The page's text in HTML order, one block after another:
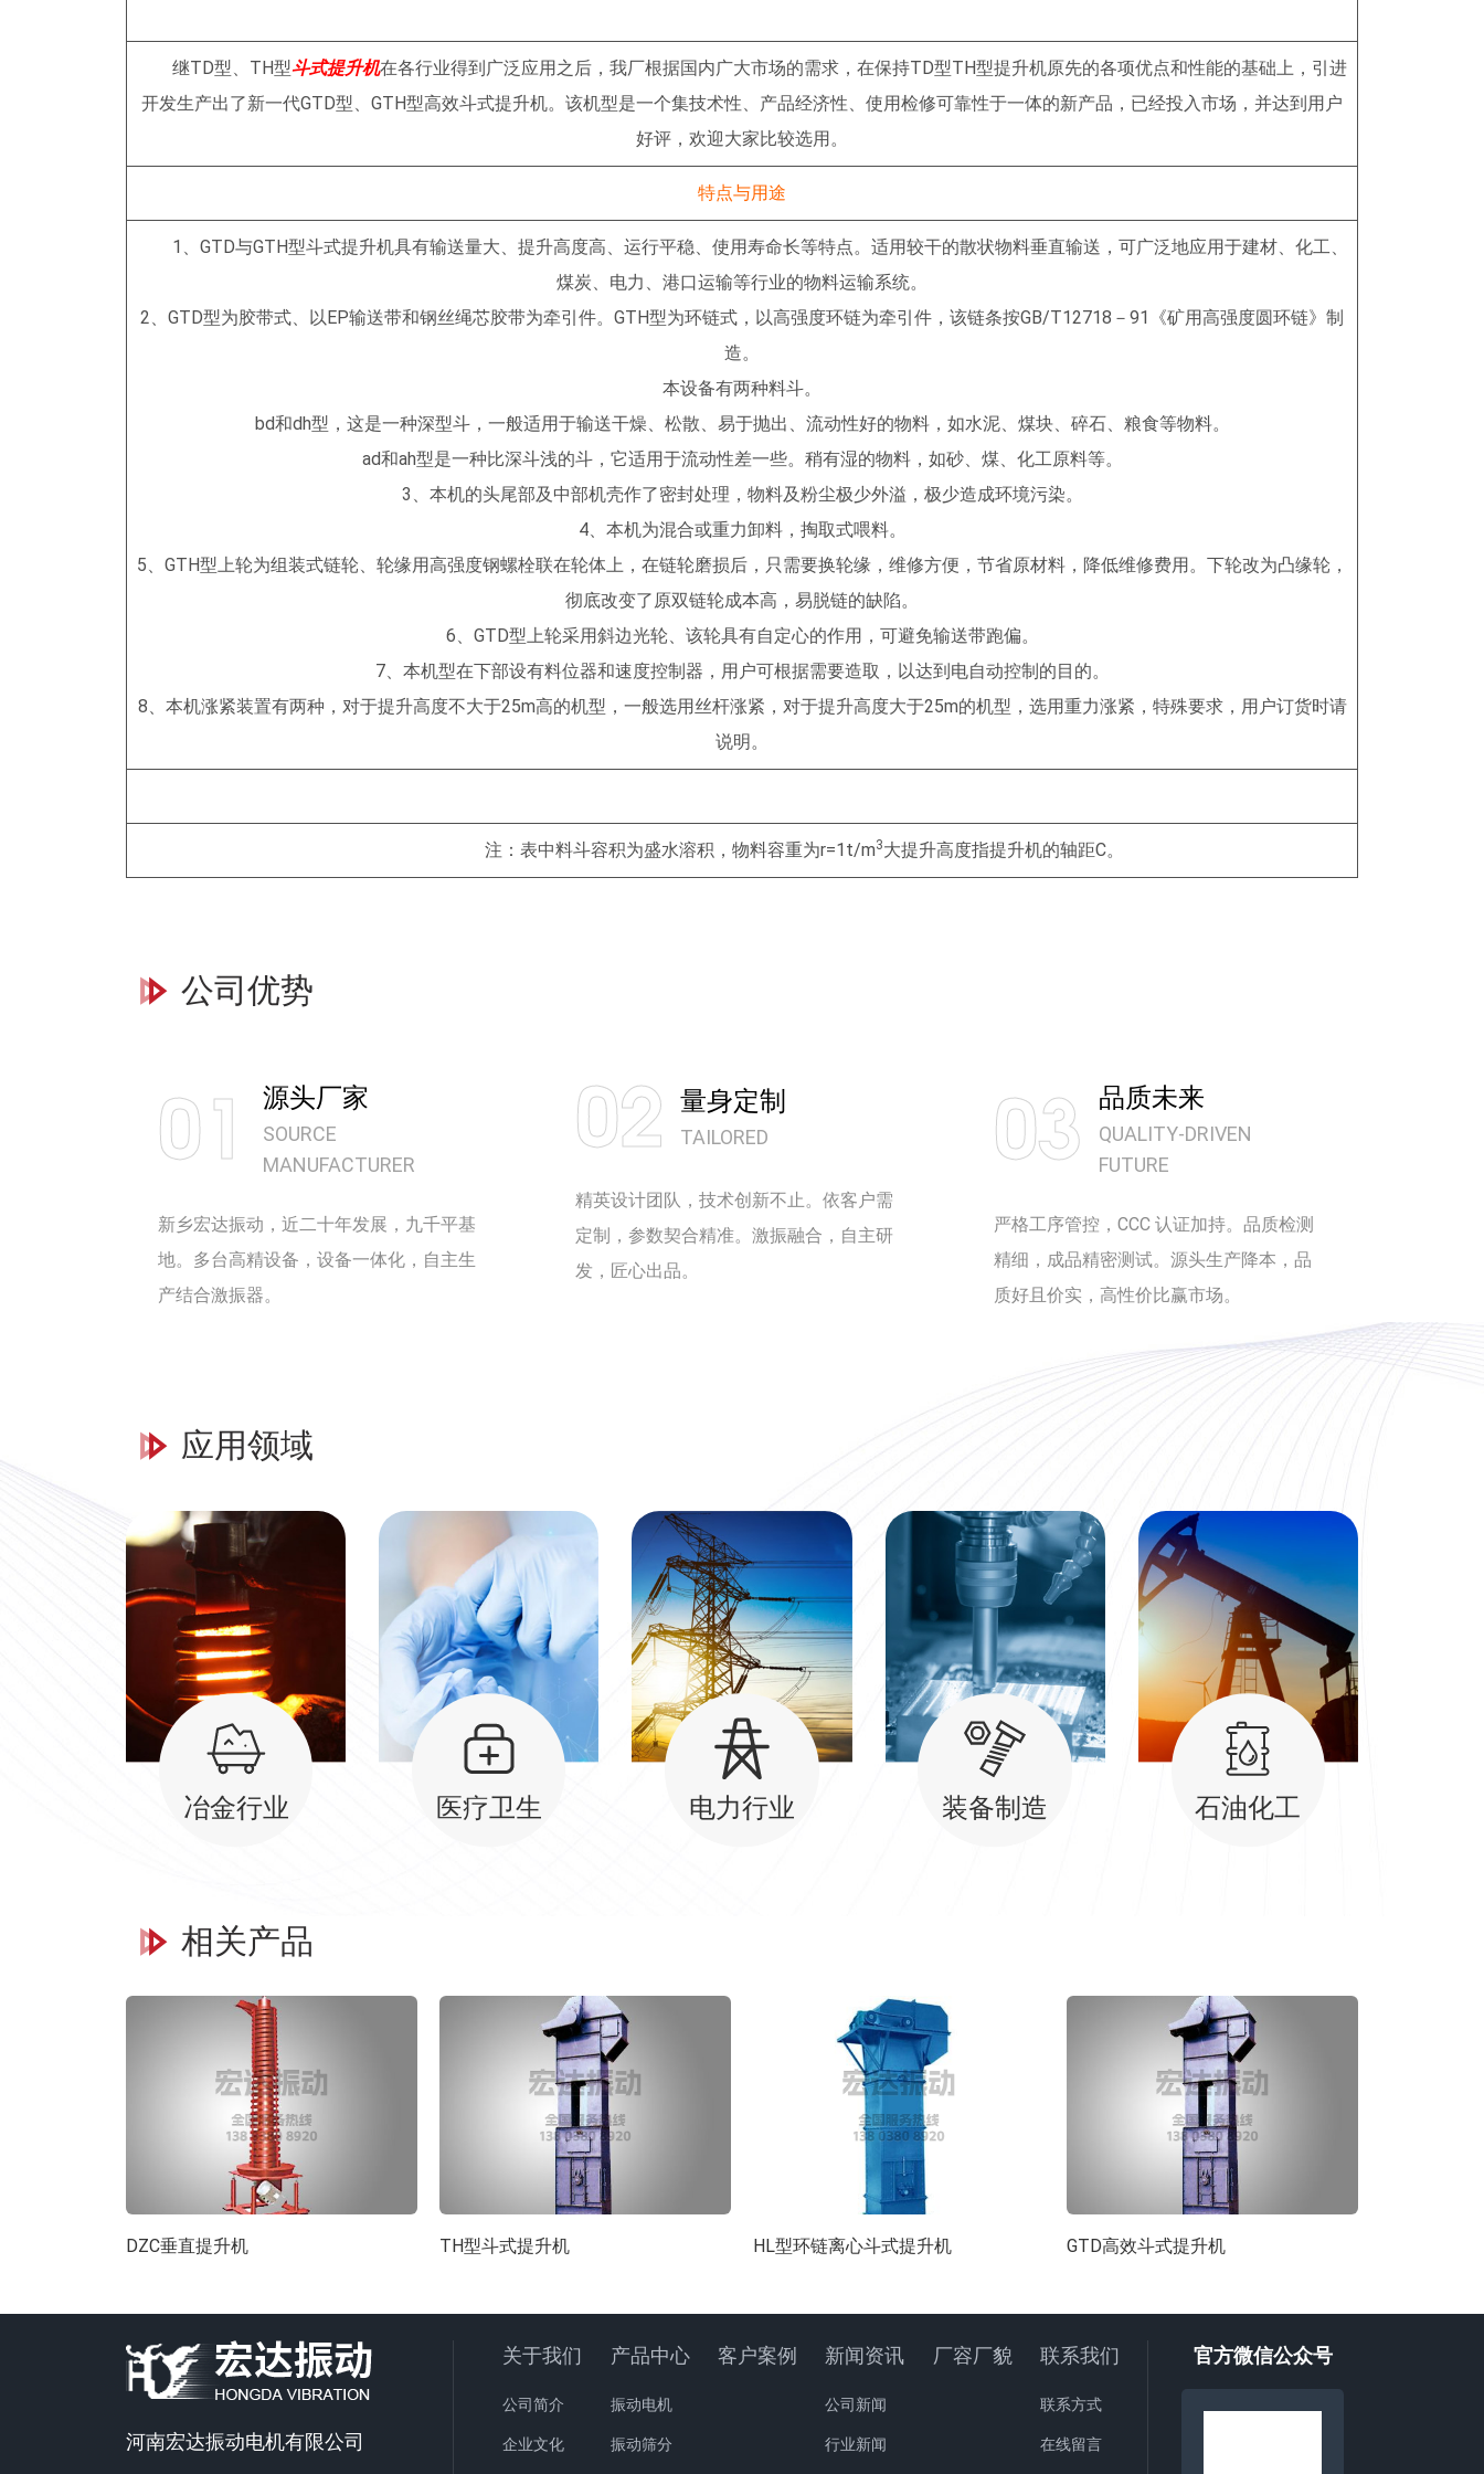
继TD型、TH型斗式提升机在各行业得到广泛应用之后，我厂根据国内广大市场的需求，在保持TD型TH型提升机原先的各项优点和性能的基础上，引进
开发生产出了新一代GTD型、GTH型高效斗式提升机。该机型是一个集技术性、产品经济性、使用检修可靠性于一体的新产品，已经投入市场，并达到用户
好评，欢迎大家比较选用。
特点与用途
1、GTD与GTH型斗式提升机具有输送量大、提升高度高、运行平稳、使用寿命长等特点。适用较干的散状物料垂直输送，可广泛地应用于建材、化工、
煤炭、电力、港口运输等行业的物料运输系统。
2、GTD型为胶带式、以EP输送带和钢丝绳芯胶带为牵引件。GTH型为环链式，以高强度环链为牵引件，该链条按GB/T12718－91《矿用高强度圆环链》制
造。
本设备有两种料斗。
bd和dh型，这是一种深型斗，一般适用于输送干燥、松散、易于抛出、流动性好的物料，如水泥、煤块、碎石、粮食等物料。
ad和ah型是一种比深斗浅的斗，它适用于流动性差一些。稍有湿的物料，如砂、煤、化工原料等。
3、本机的头尾部及中部机壳作了密封处理，物料及粉尘极少外溢，极少造成环境污染。
4、本机为混合或重力卸料，掏取式喂料。
5、GTH型上轮为组装式链轮、轮缘用高强度钢螺栓联在轮体上，在链轮磨损后，只需要换轮缘，维修方便，节省原材料，降低维修费用。下轮改为凸缘轮，
彻底改变了原双链轮成本高，易脱链的缺陷。
6、GTD型上轮采用斜边光轮、该轮具有自定心的作用，可避免输送带跑偏。
7、本机型在下部设有料位器和速度控制器，用户可根据需要造取，以达到电自动控制的目的。
8、本机涨紧装置有两种，对于提升高度不大于25m高的机型，一般选用丝杆涨紧，对于提升高度大于25m的机型，选用重力涨紧，特殊要求，用户订货时请
说明。
注：表中料斗容积为盛水溶积，物料容重为r=1t/m3大提升高度指提升机的轴距C。
公司优势
01 源头厂家
SOURCE
MANUFACTURER
新乡宏达振动，近二十年发展，九千平基
地。多台高精设备，设备一体化，自主生
产结合激振器。
02 量身定制
TAILORED
精英设计团队，技术创新不止。依客户需
定制，参数契合精准。激振融合，自主研
发，匠心出品。
03 品质未来
QUALITY‑DRIVEN
FUTURE
严格工序管控，CCC 认证加持。品质检测
精细，成品精密测试。源头生产降本，品
质好且价实，高性价比赢市场。
应用领域
冶金行业 医疗卫生 电力行业 装备制造 石油化工
相关产品
DZC垂直提升机 TH型斗式提升机 HL型环链离心斗式提升机 GTD高效斗式提升机
河南宏达振动电机有限公司
关于我们
公司简介
企业文化
产品中心
振动电机
振动筛分
客户案例 新闻资讯
公司新闻
行业新闻
厂容厂貌 联系我们
联系方式
在线留言
官方微信公众号